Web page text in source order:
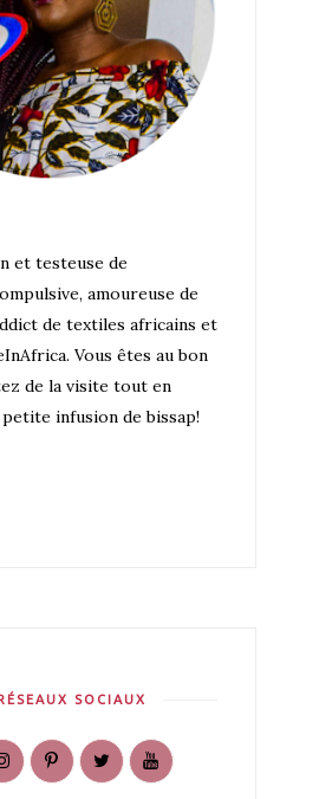
et testeuse de
amoureuse de
de textiles africains et
Vous êtes au bon
de la visite tout en
infusion de bissap!
SOCIAUX